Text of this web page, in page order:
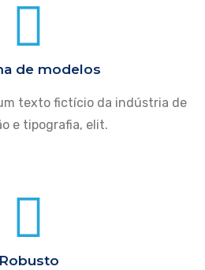
de modelos
texto fictício da indústria de
e tipografia, elit.
Robusto